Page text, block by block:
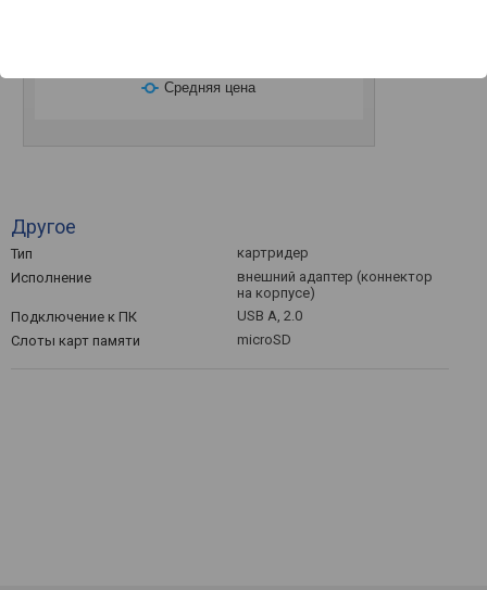
Средняя цена
Другое
Тип
картридер
Исполнение
внешний адаптер (коннектор
на корпусе)
Подключение к ПК
USB A, 2.0
Слоты карт памяти
microSD